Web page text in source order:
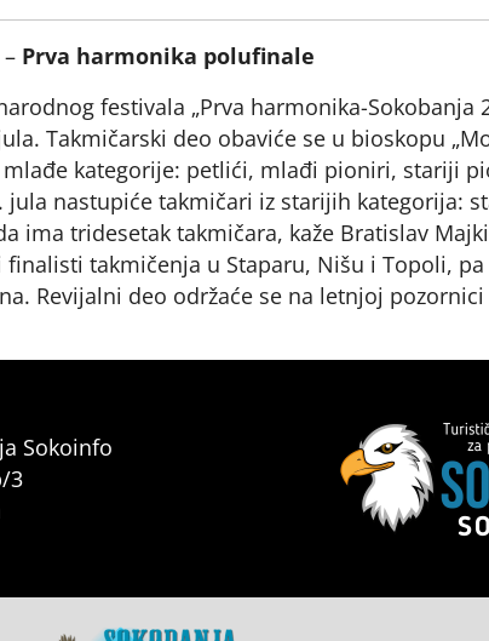
Prva harmonika polufinale
festivala „Prva harmonika-Sokobanja
Takmičarski deo obaviće se u bioskopu
mlađe kategorije: petlići, mlađi pioniri, stariji
jula nastupiće takmičari iz starijih kategorija:
ima tridesetak takmičara, kaže Bratislav
takmičenja u Staparu, Nišu i Topoli,
Revijalni deo održaće se na letnjoj pozornici
Sokoinfo
3